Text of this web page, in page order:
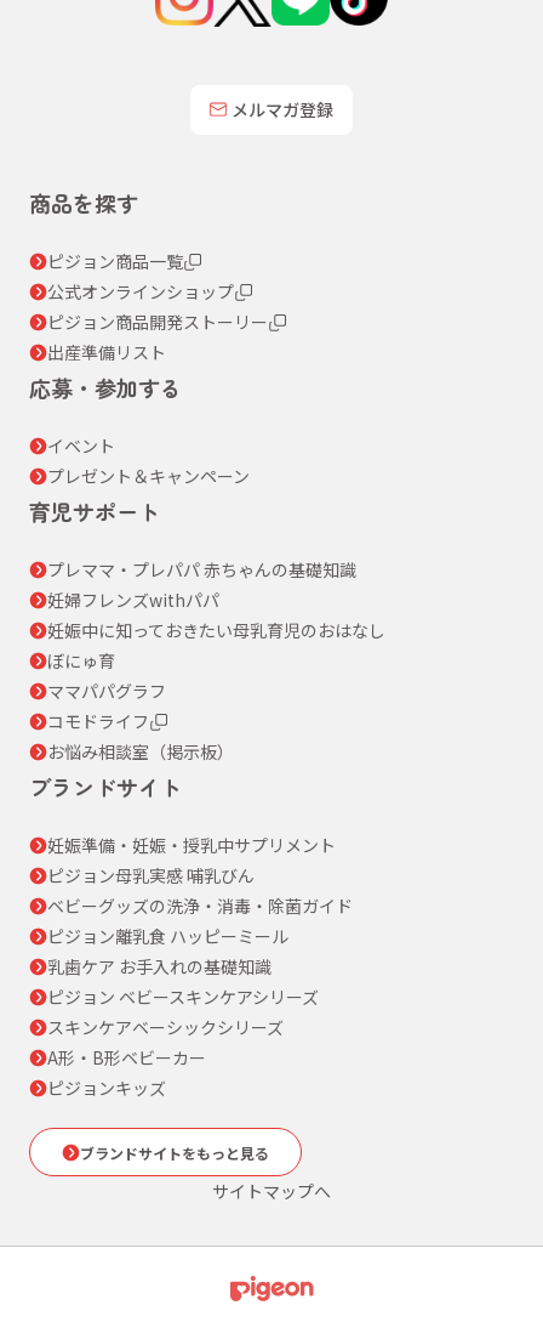
メルマガ登録
商品を探す
ピジョン商品一覧
公式オンラインショップ
ピジョン商品開発ストーリー
出産準備リスト
応募・参加する
イベント
プレゼント＆キャンペーン
育児サポート
プレママ・プレパパ 赤ちゃんの基礎知識
妊婦フレンズwithパパ
妊娠中に知っておきたい母乳育児のおはなし
ぼにゅ育
ママパパグラフ
コモドライフ
お悩み相談室（掲示板）
ブランドサイト
妊娠準備・妊娠・授乳中サプリメント
ピジョン母乳実感 哺乳びん
ベビーグッズの洗浄・消毒・除菌ガイド
ピジョン離乳食 ハッピーミール
乳歯ケア お手入れの基礎知識
ピジョン ベビースキンケアシリーズ
スキンケアベーシックシリーズ
A形・B形ベビーカー
ピジョンキッズ
ブランドサイトをもっと見る
サイトマップへ